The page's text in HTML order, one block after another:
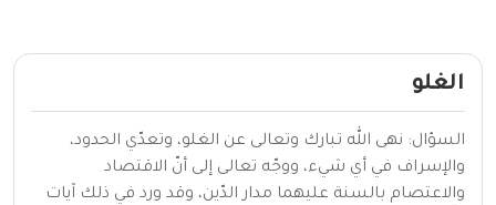
الغلو
السؤال: نهى الله تبارك وتعالى عن الغلو، وتعدّي الحدود،
والإسراف في أي شيء، ووجّه تعالى إلى أنّ الاقتصاد
والاعتصام بالسنة عليهما مدار الدّين، وقد ورد في ذلك آيات